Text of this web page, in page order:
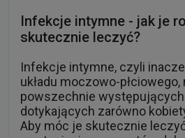
Infekcje intymne - jak je
skutecznie leczyć?
Infekcje intymne, czyli
układu moczowo-płciowego,
powszechnie
dotykających zarówno
Aby móc je skutecznie